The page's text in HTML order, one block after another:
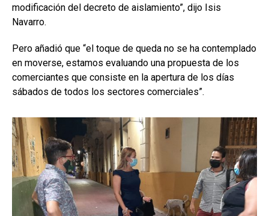
modificación del decreto de aislamiento”, dijo Isis
Navarro.
Pero añadió que “el toque de queda no se ha contemplado
en moverse, estamos evaluando una propuesta de los
comerciantes que consiste en la apertura de los días
sábados de todos los sectores comerciales”.